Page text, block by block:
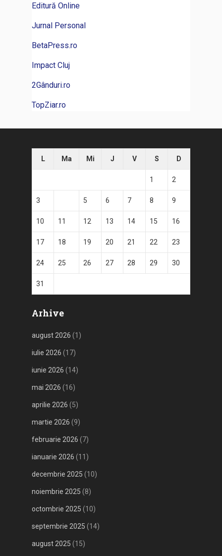
Editură Online
Jurnal Personal
BetaPress.ro
Impact Cluj
2Gânduri.ro
TopZiar.ro
L Ma Mi J V S D
1 2
3 5 6 7 8 9
10 11 12 13 14 15 16
17 18 19 20 21 22 23
24 25 26 27 28 29 30
31
Arhive
august 2026 (1)
iulie 2026 (17)
iunie 2026 (14)
mai 2026 (16)
aprilie 2026 (5)
martie 2026 (9)
februarie 2026 (7)
ianuarie 2026 (11)
decembrie 2025 (10)
noiembrie 2025 (8)
octombrie 2025 (10)
septembrie 2025 (14)
august 2025 (15)